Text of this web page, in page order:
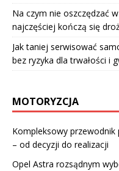
Na czym nie oszczędzać
najczęściej kończą się
Jak taniej serwisować
bez ryzyka dla trwałości i
MOTORYZCJA
Kompleksowy
– od decyzji do realizacji
Opel Astra rozsądnym